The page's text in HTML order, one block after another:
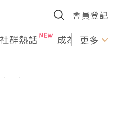
會員登記
社群熱話 成為U更多